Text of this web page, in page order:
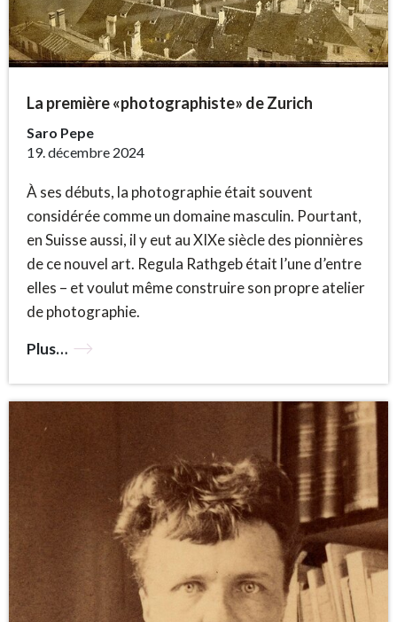
La première «photographiste» de Zurich
Saro Pepe
19. décembre 2024
À ses débuts, la photographie était souvent
considérée comme un domaine masculin. Pourtant,
en Suisse aussi, il y eut au XIXe siècle des pionnières
de ce nouvel art. Regula Rathgeb était l’une d’entre
elles – et voulut même construire son propre atelier
de photographie.
Plus…